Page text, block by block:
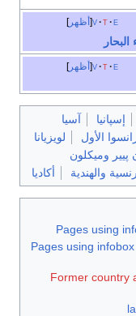
أظهر v t e
أظهر v t e
إسپانيا
آسيا
الأول
لويزيانا
پيير وميكلون
والهندية أكاديا
Pages using
Pages using
Former country